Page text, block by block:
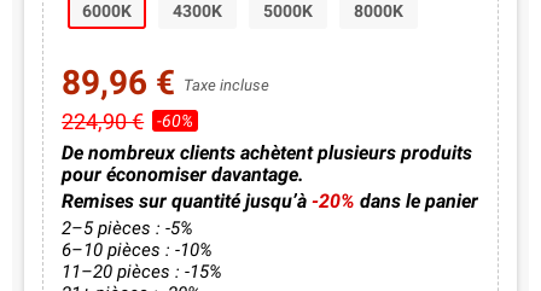
6000K
4300K 5000K 8000K
89,96 € Taxe incluse
224,90 € -60%
De nombreux clients achètent plusieurs produits
pour économiser davantage.
Remises sur quantité jusqu’à-20% dans le panier
2–5 pièces : -5%
6–10 pièces : -10%
11–20 pièces : -15%